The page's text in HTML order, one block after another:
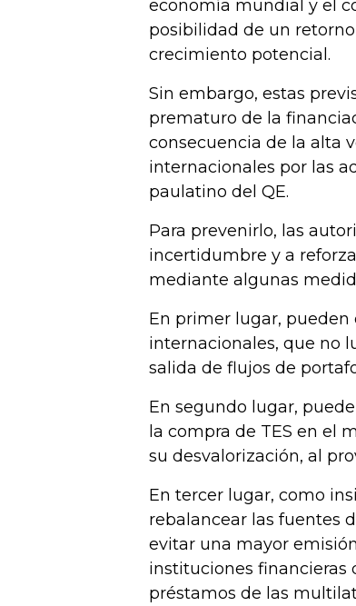
economía mundial y el
posibilidad de un
crecimiento potencial.
Sin embargo, estas
prematuro de la
consecuencia de la alta
internacionales por las
paulatino del QE.
Para prevenirlo, las
incertidumbre y a
mediante algunas
En primer lugar,
internacionales, que no
salida de flujos de
En segundo lugar,
la compra de TES en el
su desvalorización, al
En tercer lugar, como
rebalancear las fuentes
evitar una mayor
instituciones financieras
préstamos de las